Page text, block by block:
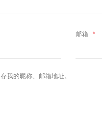
邮箱 *
我的昵称、邮箱地址。